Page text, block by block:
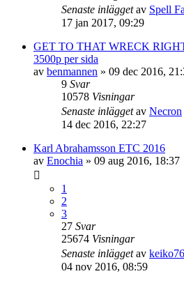
Senaste inläggetav Spell
17 jan 2017, 09:29
GET TO THAT WRECK
3500p per sida
av benmannen » 09 dec 2016,
9 Svar
10578 Visningar
Senaste inläggetav Necron
14 dec 2016, 22:27
Karl Abrahamsson ETC 2016
av Enochia » 09 aug 2016, 18:37
1
2
3
27 Svar
25674 Visningar
Senaste inläggetav keiko76
04 nov 2016, 08:59